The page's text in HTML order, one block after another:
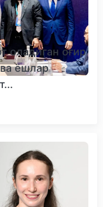
оладиган оғир
ёшлар